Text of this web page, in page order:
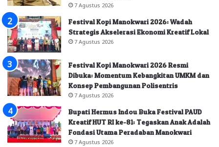
7 Agustus 2026
Festival Kopi Manokwari 2026: Wadah
Strategis Akselerasi Ekonomi Kreatif Lokal
7 Agustus 2026
Festival Kopi Manokwari 2026 Resmi
Dibuka: Momentum Kebangkitan UMKM dan
Konsep Pembangunan Polisentris
7 Agustus 2026
Bupati Hermus Indou Buka Festival PAUD
Kreatif HUT RI ke-81: Tegaskan Anak Adalah
Fondasi Utama Peradaban Manokwari
7 Agustus 2026